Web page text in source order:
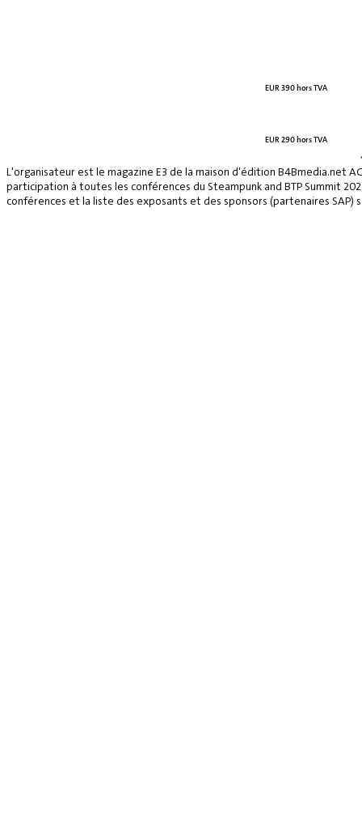
EUR 390 hors TVA
EUR 290 hors TVA
L'organisateur est le magazine E3 de la maison d'édition B4Bmedia.net
participation à toutes les conférences du Steampunk and BTP Summit
conférences et la liste des exposants et des sponsors (partenaires